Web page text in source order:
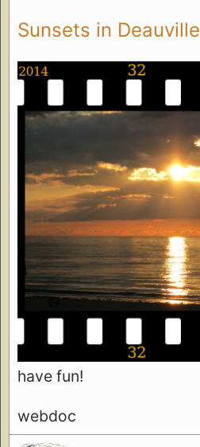
Sunsets in Deauville
have fun!
webdoc